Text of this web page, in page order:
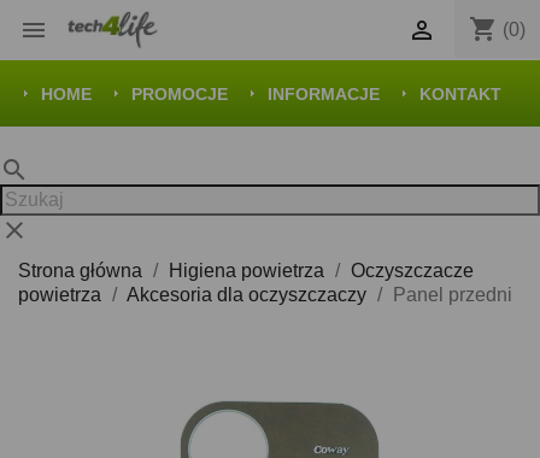
 shopping_cart (0)

HOME PROMOCJE INFORMACJE KONTAKT
search
clear
Strona główna Higiena powietrza
Oczyszczacze
powietrza
Akcesoria dla oczyszczaczy Panel przedni